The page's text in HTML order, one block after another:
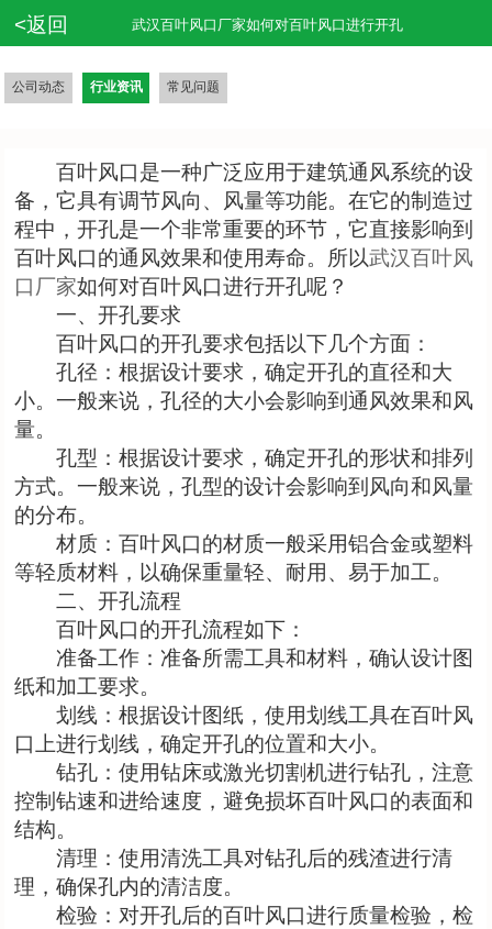
<返回 武汉百叶风口厂家如何对百叶风口进行开孔
公司动态 行业资讯 常见问题
百叶风口是一种广泛应用于建筑通风系统的设
备，它具有调节风向、风量等功能。在它的制造过
程中，开孔是一个非常重要的环节，它直接影响到
百叶风口的通风效果和使用寿命。所以武汉百叶风
口厂家如何对百叶风口进行开孔呢？
一、开孔要求
百叶风口的开孔要求包括以下几个方面：
孔径：根据设计要求，确定开孔的直径和大
小。一般来说，孔径的大小会影响到通风效果和风
量。
孔型：根据设计要求，确定开孔的形状和排列
方式。一般来说，孔型的设计会影响到风向和风量
的分布。
材质：百叶风口的材质一般采用铝合金或塑料
等轻质材料，以确保重量轻、耐用、易于加工。
二、开孔流程
百叶风口的开孔流程如下：
准备工作：准备所需工具和材料，确认设计图
纸和加工要求。
划线：根据设计图纸，使用划线工具在百叶风
口上进行划线，确定开孔的位置和大小。
钻孔：使用钻床或激光切割机进行钻孔，注意
控制钻速和进给速度，避免损坏百叶风口的表面和
结构。
清理：使用清洗工具对钻孔后的残渣进行清
理，确保孔内的清洁度。
检验：对开孔后的百叶风口进行质量检验，检